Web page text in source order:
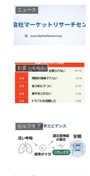
ニュース
お金・くらし
セルフケア